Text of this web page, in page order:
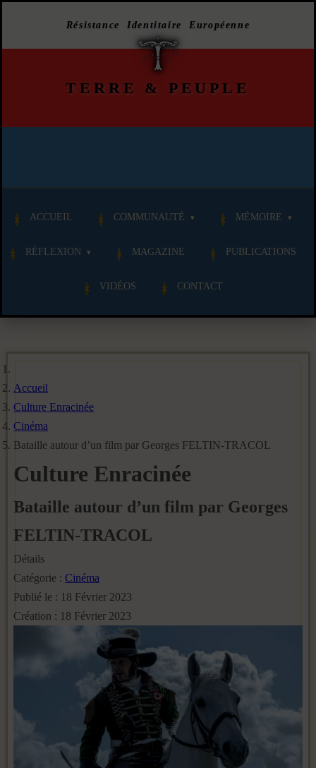
Résistance Identitaire Européenne
TERRE & PEUPLE
ACCUEIL COMMUNAUTÉ MÉMOIRE
RÉFLEXION MAGAZINE PUBLICATIONS
VIDÉOS CONTACT
Accueil
Culture Enracinée
Cinéma
Bataille autour d’un film par Georges FELTIN-TRACOL
Culture Enracinée
Bataille autour d’un film par Georges
FELTIN-TRACOL
Détails
Catégorie : Cinéma
Publié le : 18 Février 2023
Création : 18 Février 2023